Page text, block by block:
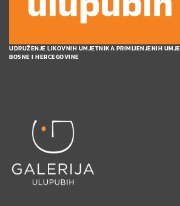
UDRUŽENJE LIKOVNIH UMJETNIKA PRIMIJENJENIH
BOSNE I HERCEGOVINE